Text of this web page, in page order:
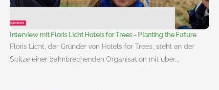
Interview mit Floris Licht Hotels for Trees - Planting the Future
Floris Licht, der Gründer von Hotels for Trees, steht an der
Spitze einer bahnbrechenden Organisation mit über...